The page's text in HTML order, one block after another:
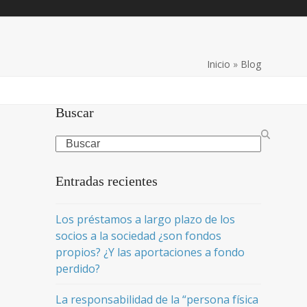
Inicio » Blog
Buscar
Search
Entradas recientes
Los préstamos a largo plazo de los
socios a la sociedad ¿son fondos
propios? ¿Y las aportaciones a fondo
perdido?
La responsabilidad de la “persona física